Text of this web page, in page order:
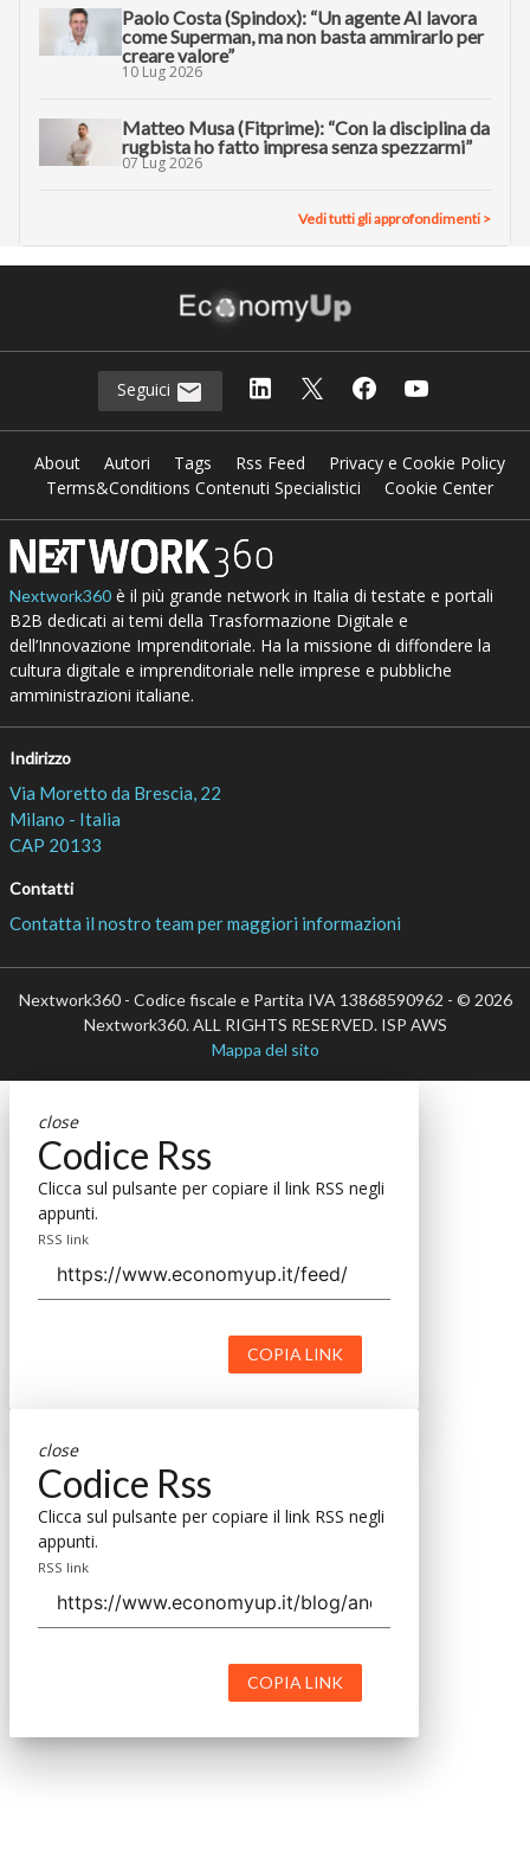
Paolo Costa (Spindox): “Un agente AI lavora
come Superman, ma non basta ammirarlo per
creare valore”
10 Lug 2026
Matteo Musa (Fitprime): “Con la disciplina da
rugbista ho fatto impresa senza spezzarmi”
07 Lug 2026
Vedi tutti gli approfondimenti >
Seguici
About Autori Tags Rss Feed
Privacy e Cookie Policy
Terms&Conditions Contenuti Specialistici
Cookie Center
Nextwork360è il più grande network in Italia di testate e portali
B2B dedicati ai temi della Trasformazione Digitale e
dell’Innovazione Imprenditoriale. Ha la missione di diffondere la
cultura digitale e imprenditoriale nelle imprese e pubbliche
amministrazioni italiane.
Indirizzo
Via Moretto da Brescia, 22
Milano - Italia
CAP 20133
Contatti
Contatta il nostro team per maggiori informazioni
Nextwork360 - Codice fiscale e Partita IVA 13868590962 - © 2026
Nextwork360. ALL RIGHTS RESERVED. ISP AWS
Mappa del sito
close
Codice Rss
Clicca sul pulsante per copiare il link RSS negli
appunti.
RSS link
COPIA LINK
close
Codice Rss
Clicca sul pulsante per copiare il link RSS negli
appunti.
RSS link
COPIA LINK